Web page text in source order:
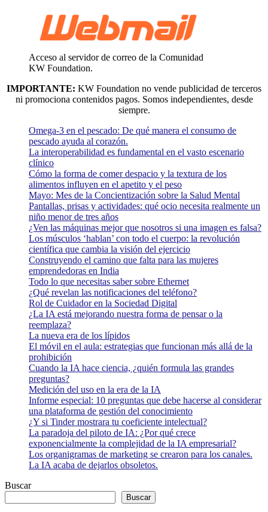
Acceso al servidor de correo de la Comunidad
KW Foundation.
IMPORTANTE: KW Foundation no vende publicidad de terceros
ni promociona contenidos pagos. Somos independientes, desde
siempre.
Omega-3 en el pescado: De qué manera el consumo de
pescado ayuda al corazón.
La interoperabilidad es fundamental en el vasto escenario
clínico
Cómo la forma de comer despacio y la textura de los
alimentos influyen en el apetito y el peso
Mayo: Mes de la Concientización sobre la Salud Mental
Pantallas, prisas y actividades: qué ocio necesita realmente un
niño menor de tres años
¿Ven las máquinas mejor que nosotros si una imagen es falsa?
Los músculos ‘hablan’ con todo el cuerpo: la revolución
científica que cambia la visión del ejercicio
Construyendo el camino que falta para las mujeres
emprendedoras en India
Todo lo que necesitas saber sobre Ethernet
¿Qué revelan las notificaciones del teléfono?
Rol de Cuidador en la Sociedad Digital
¿La IA está mejorando nuestra forma de pensar o la
reemplaza?
La nueva era de los lípidos
El móvil en el aula: estrategias que funcionan más allá de la
prohibición
Cuando la IA hace ciencia, ¿quién formula las grandes
preguntas?
Medición del uso en la era de la IA
Informe especial: 10 preguntas que debe hacerse al considerar
una plataforma de gestión del conocimiento
¿Y si Tinder mostrara tu coeficiente intelectual?
La paradoja del piloto de IA: ¿Por qué crece
exponencialmente la complejidad de la IA empresarial?
Los organigramas de marketing se crearon para los canales.
La IA acaba de dejarlos obsoletos.
Buscar
Buscar